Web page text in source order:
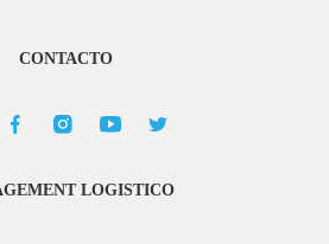
CONTACTO
LOGISTICO